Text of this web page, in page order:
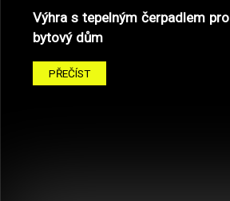
Výhra s tepelným čerpadlem pro
bytový dům
PŘEČÍST